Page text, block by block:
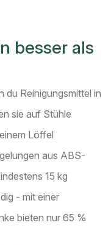
besser als
du Reinigungsmittel in
sie auf Stühle
Löffel
aus ABS-
15 kg
- mit einer
bieten nur 65 %